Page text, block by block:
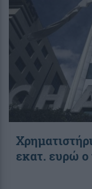
εκατ. ευρώ ο